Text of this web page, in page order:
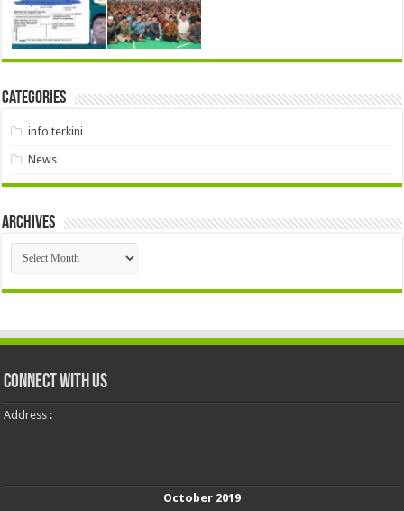
Categories
info terkini
News
Archives
Archives
Connect With Us
Address :
October 2019